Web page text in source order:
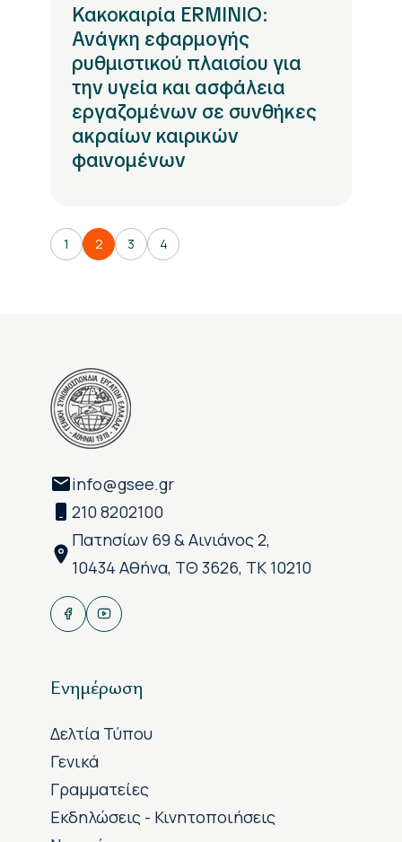
Κακοκαιρία ERMINIO:
Ανάγκη εφαρμογής
ρυθμιστικού πλαισίου για
την υγεία και ασφάλεια
εργαζομένων σε συνθήκες
ακραίων καιρικών
φαινομένων
1 2 3 4
info@gsee.gr
210 8202100
Πατησίων 69 & Αινιάνος 2,
10434 Αθήνα, ΤΘ 3626, ΤΚ 10210
Ενημέρωση
Δελτία Τύπου
Γενικά
Γραμματείες
Εκδηλώσεις - Κινητοποιήσεις